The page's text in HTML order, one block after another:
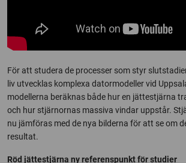
För att studera de processer som styr
liv utvecklas komplexa datormodeller vid
modellerna beräknas både hur en jättestjärna
och hur stjärnornas massiva vindar uppstår.
nu jämföras med de nya bilderna för att se om
resultat.
Röd jättestjärna ny referenspunkt för studier